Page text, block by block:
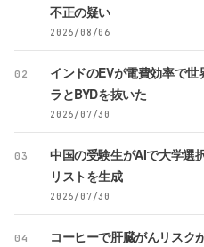
不正の疑い
2026/08/06
02
インドのEVが電費効率で
ラとBYDを抜いた
2026/07/30
03
中国の受験生がAIで大学選
リストを生成
2026/07/30
04
コーヒーで肝臓がんリスク